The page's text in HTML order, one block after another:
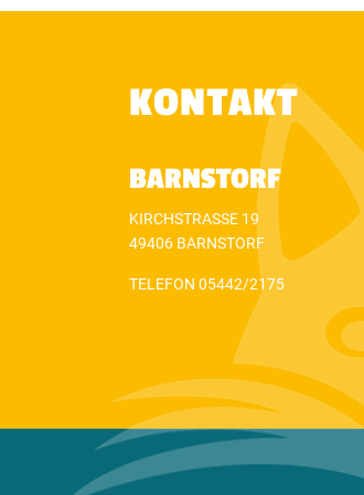
KONTAKT
BARNSTORF
KIRCHSTRASSE 19
49406 BARNSTORF
TELEFON 05442/2175